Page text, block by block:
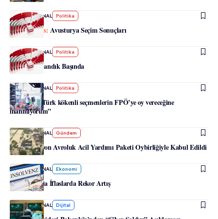
-HABERJOURNAL Politika
Avusturya Seçim Sonuçları
-HABERJOURNAL Politika
Avusturya Sandık Başında
-HABERJOURNAL Politika
Röportaj: “Türk kökenli seçmenlerin FPÖ’ye oy vereceğine
inanmıyorum”
-HABERJOURNAL Gündem
NÖ: 75 Milyon Avroluk Acil Yardımı Paketi Oybirliğiyle Kabul Edildi
-HABERJOURNAL Ekonomi
Avusturya’da İflaslarda Rekor Artış
-HABERJOURNAL Dijital